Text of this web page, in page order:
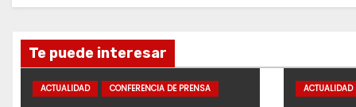
Te puede interesar
ACTUALIDAD CONFERENCIA DE PRENSA ACTUALIDAD